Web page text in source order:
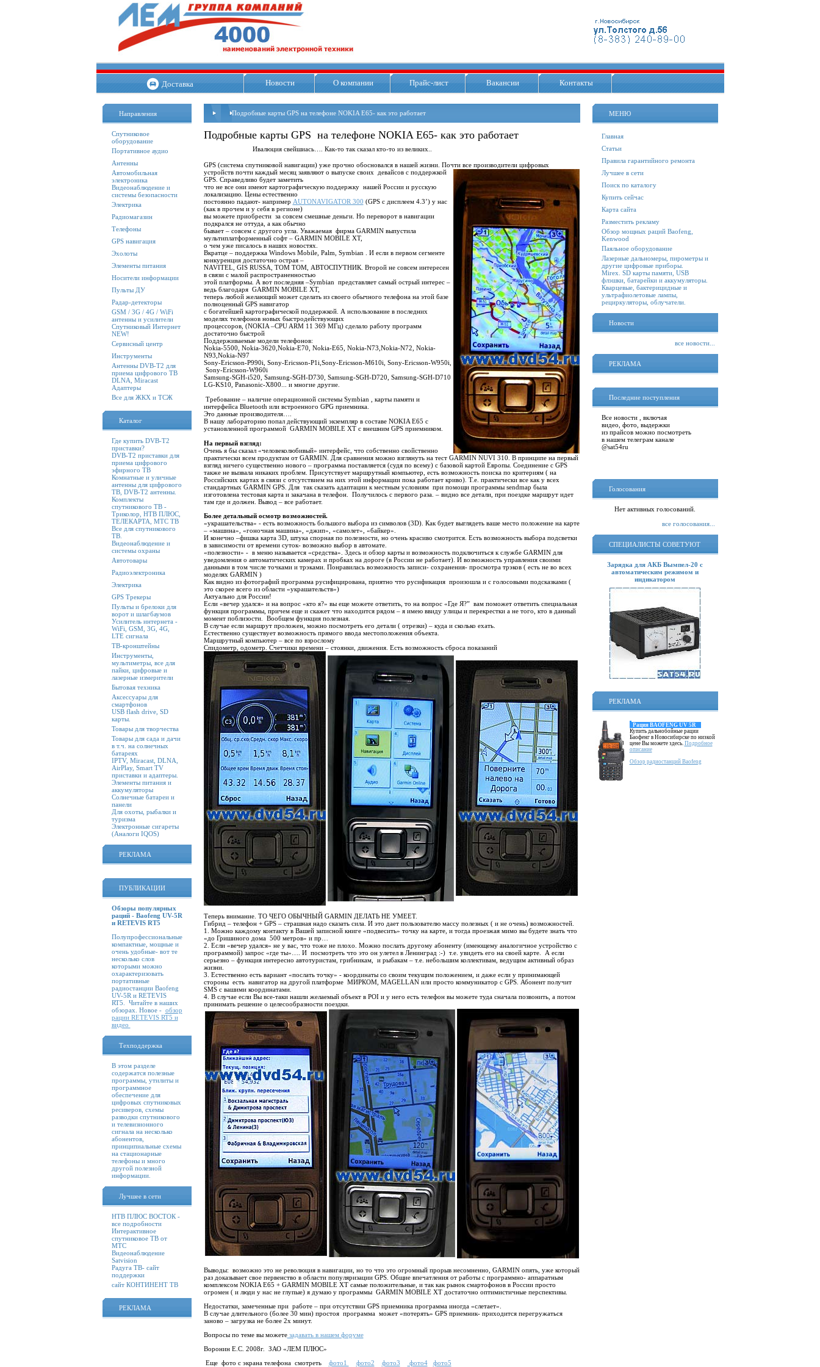
Доставка Новости О компании Прайс-лист Вакансии Контакты
Направления
Спутниковое
оборудование
Портативное аудио
Антенны
Автомобильная
электроника
Видеонаблюдение и
системы безопасности
Электрика
Радиомагазин
Телефоны
GPS навигация
Эхолоты
Элементы питания
Носители информации
Пульты ДУ
Радар-детекторы
GSM / 3G / 4G / WiFi
антенны и усилители
Спутниковый Интернет
NEW!
Сервисный центр
Инструменты
Антенны DVB-T2 для
приема цифрового ТВ
DLNA, Miracast
Адаптеры
Все для ЖКХ и ТСЖ
Каталог
Где купить DVB-T2
приставки?
DVB-T2 приставки для
приема цифрового
эфирного ТВ
Комнатные и уличные
антенны для цифрового
ТВ, DVB-T2 антенны.
Комплекты
спутникового ТВ -
Триколор, НТВ ПЛЮС,
ТЕЛЕКАРТА, МТС ТВ
Все для спутникового
ТВ.
Видеонаблюдение и
системы охраны
Автотовары
Радиоэлектроника
Электрика
GPS Трекеры
Пульты и брелоки для
ворот и шлагбаумов
Усилитель интернета -
WiFi, GSM, 3G, 4G,
LTE сигнала
ТВ-кронштейны
Инструменты,
мультиметры, все для
пайки, цифровые и
лазерные измерители
Бытовая техника
Аксессуары для
смартфонов
USB flash drive, SD
карты.
Товары для творчества
Товары для сада и дачи
в т.ч. на солнечных
батареях
IPTV, Miracast, DLNA,
AirPlay, Smart TV
приставки и адаптеры.
Элементы питания и
аккумуляторы
Солнечные батареи и
панели
Для охоты, рыбалки и
туризма
Электронные сигареты
(Аналоги IQOS)
РЕКЛАМА
ПУБЛИКАЦИИ
Обзоры популярных
раций - Baofeng UV-5R
и RETEVIS RT5
Полупрофессиональные
компактные, мощные и
очень удобные- вот те
несколько слов
которыми можно
охарактеризовать
портативные
радиостанции Baofeng
UV-5R и RETEVIS
RT5. Читайте в наших
обзорах. Новое - обзор
рации RETEVIS RT5 и
видео
Техподдержка
В этом разделе
содержатся полезные
программы, утилиты и
программное
обеспечение для
цифровых спутниковых
ресиверов, схемы
разводки спутникового
и телевизионного
сигнала на несколько
абонентов,
принципиальные схемы
на стационарные
телефоны и много
другой полезной
информации.
Лучшее в сети
НТВ ПЛЮС ВОСТОК -
все подробности
Интерактивное
спутниковое ТВ от
МТС
Видеонаблюдение
Satvision
Радуга ТВ- сайт
поддержки
сайт КОНТИНЕНТ ТВ
РЕКЛАМА
Подробные карты GPS на телефоне NOKIA E65- как это работает
Подробные карты GPS на телефоне NOKIA E65- как это работает
Ивалюция свейшиась…. Как-то так сказал кто-то из великих..
GPS (система спутниковой навигации) уже прочно обосновался в нашей жизни. Почти все производители цифровых
устройств почти каждый месяц заявляют о выпуске своих девайсов с поддержкой
GPS. Справедливо будет заметить
что не все они имеют картографическую поддержку нашей России и русскую
локализацию. Цены естественно
постоянно падают- например AUTONAVIGATOR 300 (GPS c дисплеем 4.3’) у нас
(как в прочем и у себя в регионе)
вы можете приобрести за совсем смешные деньги. Но переворот в навигации
подкрался не оттуда, а как обычно
бывает – совсем с другого угла. Уважаемая фирма GARMIN выпустила
мультиплатформенный софт – GARMIN MOBILE XT,
о чем уже писалось в наших новостях.
Вкратце – поддержка Windows Mobile, Palm, Symbian . И если в первом сегменте
конкуренция достаточно острая –
NAVITEL, GIS RUSSA, TOM TOM, АВТОСПУТНИК. Второй не совсем интересен
в связи с малой распространенностью
этой платформы. А вот последняя –Symbian представляет самый острый интерес –
ведь благодаря GARMIN MOBILE XT,
теперь любой желающий может сделать из своего обычного телефона на этой базе
полноценный GPS навигатор
с богатейшей картографической поддержкой. А использование в последних
моделях телефонов новых быстродействующих
процессоров, (NOKIA –CPU ARM 11 369 МГц) сделало работу программ
достаточно быстрой
Поддерживаемые модели телефонов:
Nokia-5500, Nokia-3620,Nokia-E70, Nokia-E65, Nokia-N73,Nokia-N72, Nokia-
N93,Nokia-N97
Sony-Ericsson-P990i, Sony-Ericsson-P1i,Sony-Ericsson-M610i, Sony-Ericsson-W950i,
Sony-Ericsson-W960i
Samsung-SGH-i520, Samsung-SGH-D730, Samsung-SGH-D720, Samsung-SGH-D710
LG-KS10, Panasonic-X800... и многие другие.
Требование – наличие операционной системы Symbian , карты памяти и
интерфейса Bluetooth или встроенного GPG приемника.
Это данные производителя….
В нашу лабораторию попал действующий экземпляр в составе NOKIA E65 с
установленной программой GARMIN MOBILE XT с внешним GPS приемником.
На первый взгляд:
Очень я бы сказал «человеколюбивый» интерфейс, что собственно свойственно
практически всем продуктам от GARMIN. Для сравнения можно взглянуть на тест GARMIN NUVI 310. В принципе на первый
взгляд ничего существенно нового – программа поставляется (судя по всему) с базовой картой Европы. Соединение с GPS
также не вызвала никаких проблем. Присутствует маршрутный компьютер, есть возможность поиска по критериям ( на
Российских картах в связи с отсутствием на них этой информации пока работает криво). Т.е. практически все как у всех
стандартных GARMIN GPS. Для так сказать адаптации к местным условиям при помощи программы sendmap была
изготовлена тестовая карта и закачана в телефон. Получилось с первого раза. – видно все детали, при поездке маршрут идет
там где и должен. Вывод – все работает.
Более детальный осмотр возможностей.
«украшательства» - есть возможность большого выбора из символов (3D). Как будет выглядеть ваше место положение на карте
– «машина», «гоночная машина», «джип», «самолет», «байкер».
И конечно –фишка карта 3D, штука спорная по полезности, но очень красиво смотрится. Есть возможность выбора подсветки
в зависимости от времени суток- возможно выбор в автомате.
«полезности» - в меню называется «средства». Здесь и обзор карты и возможность подключиться к службе GARMIN для
уведомления о автоматических камерах и пробках на дороге (в России не работает). И возможность управления своими
данными в том числе точками и трэками. Понравилась возможность записи- сохранения- просмотра трэков ( есть не во всех
моделях GARMIN )
Как видно из фотографий программа русифицирована, приятно что русификация произошла и с голосовыми подсказками (
это скорее всего из области «украшательств»)
Актуально для России!
Если «вечер удался» и на вопрос «кто я?» вы еще можете ответить, то на вопрос «Где Я?” вам поможет ответить специальная
функция программы, причем еще и скажет что находится рядом – я имею ввиду улицы и перекрестки а не того, кто в данный
момент поблизости. Вообщем функция полезная.
В случае если маршрут проложен, можно посмотреть его детали ( отрезки) – куда и сколько ехать.
Естественно существует возможность прямого ввода местоположения объекта.
Маршрутный компьютер – все по взрослому
Спидометр, одометр. Счетчики времени – стоянки, движения. Есть возможность сброса показаний
Теперь внимание. ТО ЧЕГО ОБЫЧНЫЙ GARMIN ДЕЛАТЬ НЕ УМЕЕТ.
Гибрид – телефон + GPS – страшная надо сказать сила. И это дает пользователю массу полезных ( и не очень) возможностей.
1. Можно каждому контакту в Вашей записной книге «подвесить» точку на карте, и тогда проезжая мимо вы будете знать что
«до Гришиного дома 500 метров» и пр…
2. Если «вечер удался» не у вас, что тоже не плохо. Можно послать другому абоненту (имеющему аналогичное устройство с
программой) запрос «где ты»…. И посмотреть что это он улетел в Ленинград :-) т.е. увидеть его на своей карте. А если
серьезно – функция интересно автотуристам, грибникам, и рыбакам – т.е. небольшим коллективам, ведущим активный образ
жизни.
3. Естественно есть вариант «послать точку» - координаты со своим текущим положением, и даже если у принимающей
стороны есть навигатор на другой платформе МИРКОМ, MAGELLAN или просто коммуникатор с GPS. Абонент получит
SMS c вашими координатами.
4. В случае если Вы все-таки нашли желаемый объект в POI и у него есть телефон вы можете туда сначала позвонить, а потом
принимать решение о целесообразности поездки.
Выводы: возможно это не революция в навигации, но то что это огромный прорыв несомненно, GARMIN опять, уже который
раз доказывает свое первенство в области популяризации GPS. Общие впечатления от работы с программно- аппаратным
комплексом NOKIA E65 + GARMIN MOBILE XT самые положительные, и так как рынок смартофонов в России просто
огромен ( и люди у нас не глупые) я думаю у программы GARMIN MOBILE XT достаточно оптимистичные перспективы.
Недостатки, замеченные при работе – при отсутствии GPS приемника программа иногда «слетает».
В случае длительного (более 30 мин) простоя программа может «потерять» GPS приемник- приходится перегружаться
заново – загрузка не более 2х минут.
Вопросы по теме вы можетезадавать в нашем форуме
Воронин Е.С. 2008г. ЗАО «ЛЕМ ПЛЮС»
Еще фото с экрана телефона смотреть фото1 фото2 фото3 фото4 фото5
МЕНЮ
Главная
Статьи
Правила гарантийного ремонта
Лучшее в сети
Поиск по каталогу
Купить сейчас
Карта сайта
Разместить рекламу
Обзор мощных раций Baofeng,
Kenwood
Паяльное оборудование
Лазерные дальномеры, пирометры и
другие цифровые приборы.
Mirex. SD карты памяти, USB
флэшки, батарейки и аккумуляторы.
Кварцевые, бактерицидные и
ультрафиолетовые лампы,
рециркуляторы, облучатели.
Новости
все новости...
РЕКЛАМА
Последние поступления
Все новости , включая
видео, фото, выдержки
из прайсов можно посмотреть
в нашем телеграм канале
@sat54ru
Голосования
Нет активных голосований.
все голосования...
СПЕЦИАЛИСТЫ СОВЕТУЮТ
Зарядка для АКБ Вымпел-20 с
автоматическим режимом и
индикатором
РЕКЛАМА
Рация BAOFENG UV 5R
Купить дальнобойные рации
Баофенг в Новосибирске по низкой
цене Вы можете здесь. Подробное
описание
Обзор радиостанций Baofeng